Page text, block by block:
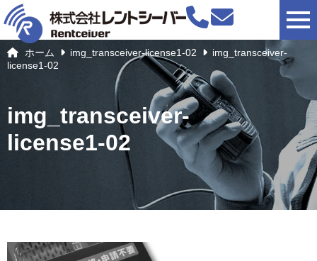
ホーム img_transceiver-license1-02
img_transceiver-
license1-02
img_transceiver-
license1-02